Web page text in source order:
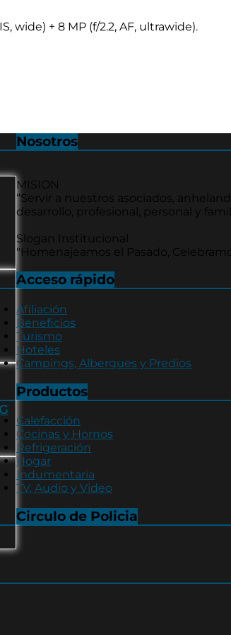
wide) + 8 MP (f/2.2, AF, ultrawide).
Nosotros
MISION
“Servir a nuestros asociados,
desarrollo, profesional, personal y
Slogan Institucional
"Homenajeamos el Pasado,
Acceso rápido
Afiliación
Beneficios
Turismo
Hoteles
Campings, Albergues y Predios
Productos
Calefacción
Cocinas y Hornos
Refrigeración
Hogar
Indumentaria
TV, Audio y Video
Circulo de Policia